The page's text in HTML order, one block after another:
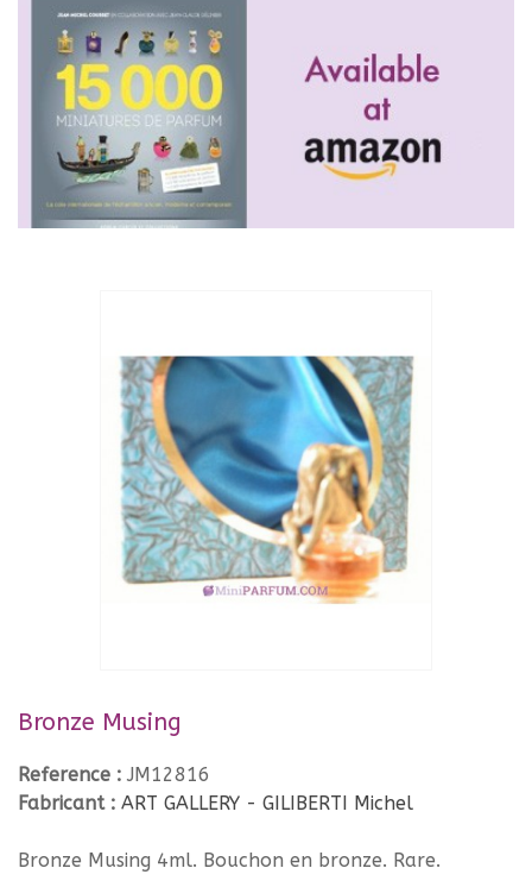
Bronze Musing
Reference : JM12816
Fabricant : ART GALLERY - GILIBERTI Michel
Bronze Musing 4ml. Bouchon en bronze. Rare.